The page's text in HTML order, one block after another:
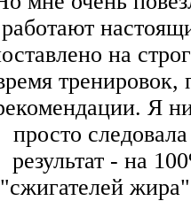
работают
на
тренировок,
Я
просто
результат - на
"сжигателей